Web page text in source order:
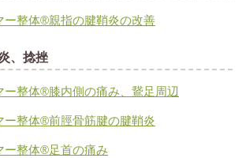
ー整体®︎親指の腱鞘炎の改善
、捻挫
ー整体®︎膝内側の痛み、鵞足周辺
ー整体®︎前脛骨筋腱の腱鞘炎
ー整体®︎足首の痛み